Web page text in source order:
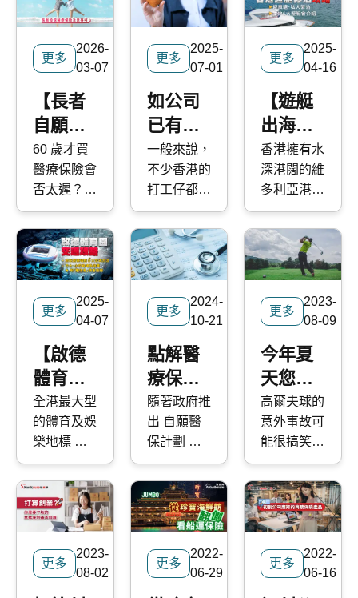
更多
2026-
03-07
【長者
自願醫
保】比
較4款熱
門自願
劃｜長
者投保
醫療保
險注意
事項
60 歲才買
醫療保險會
否太遲？保
險公司會否
拒保？香港
醫療費用逐
年攀升，退
司團體醫
保，如何獲
得合適的保
障？今次
快而保 分
析長者投保
醫療保險
的考慮因素
事項，並比
對 4 款熱
門自願醫保
計劃，為退
休後的健康
更多
2025-
07-01
如公司
已有醫
保，還
需要自
行再買
一般來說，
不少香港的
打工仔都會
享有公司提
供的醫療保
險，但自從
2019 年政
願醫保 計
劃後，越來
越多人有興
趣購買一份
自己的醫療
保險。不少
人都會抱有
疑問，既然
那份團體醫
療保險，還
有沒有必要
自己再 買
一份個人自
更多
2025-
04-16
【遊艇
出海】
香港遊
艇停泊
攻略｜
塘、私
人繫泊
｜本地6
大遊艇
會介紹
香港擁有水
深港闊的維
多利亞港，
也有延綿的
海岸線及大
大小小的離
島，揚帆出
然不同的景
色，令人心
曠神怡。如
果打算在香
港購買船
隻，除了
船隻保險
，最關心的
停泊船隻，
今次 快而
保 便為大
家分享有關
在香港水域
更多
2025-
04-07
【啟德
體育園
交通攻
略】前
往啟德
交通方
法｜巴
士、小
巴路線
全港最大型
的體育及娛
樂地標 啟
德體育園
已正式啟
用，能夠容
納 5 萬人
為市民欣賞
演唱會及睇
更多
2024-
10-21
點解醫
療保險
保費每
年升？
隨著政府推
出 自願醫
保計劃 ，
市民大眾的
健康意識日
漸抬頭，並
且願意 花
保障 。不
過不少人都
更多
2023-
08-09
今年夏
天您需
要高爾
夫保險
的三大
高爾夫球的
意外事故可
能很搞笑 -
不信可看
這裡 。但
事故也可以
非常嚴重 -
昂。雖然大
家都期待在
更多
2023-
08-02
更多
2022-
06-29
更多
2022-
06-16